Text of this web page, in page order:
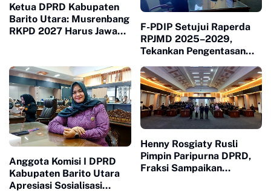
Ketua DPRD Kabupaten
Barito Utara: Musrenbang
RKPD 2027 Harus Jawab
F-PDIP Setujui Raperda
RPJMD 2025–2029,
Tekankan Pengentasan
Transparansi Anggaran
Anggota Komisi I DPRD
Kabupaten Barito Utara
Apresiasi Sosialisasi
Henny Rosgiaty Rusli
Pimpin Paripurna DPRD,
Fraksi Sampaikan